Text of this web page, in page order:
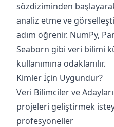
sözdiziminden
analiz etme ve
adım öğrenir. NumPy,
Seaborn gibi veri bilimi
kullanımına odaklanılır.
Kimler İçin Uygundur?
Veri Bilimciler ve
projeleri geliştirmek
profesyoneller